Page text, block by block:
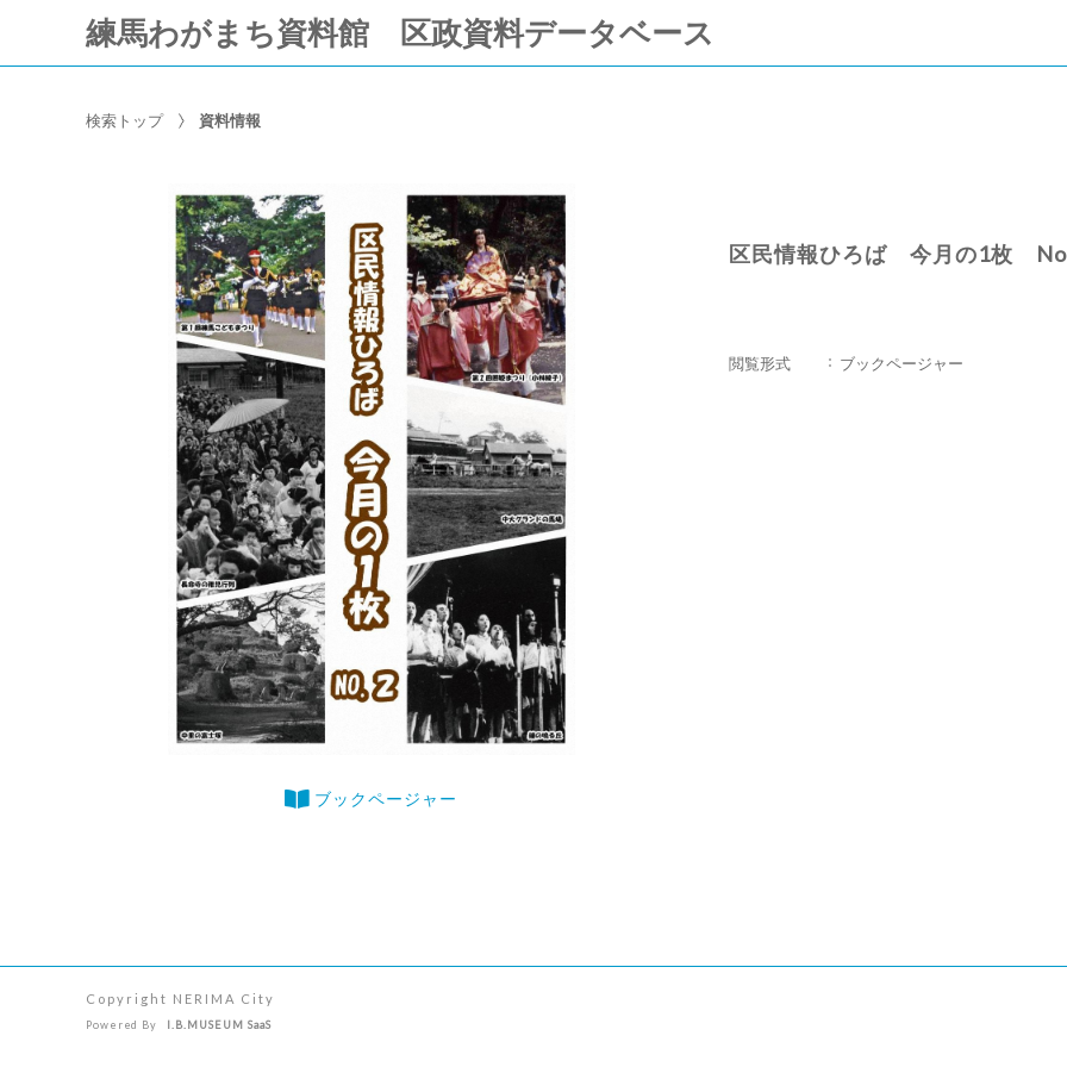
練馬わがまち資料館 区政資料データベース
検索トップ 資料情報
ブックページャー
区民情報ひろば 今月の1枚
閲覧形式 ブックページャー
Copyright NERIMA City
Powered By I.B.MUSEUM SaaS